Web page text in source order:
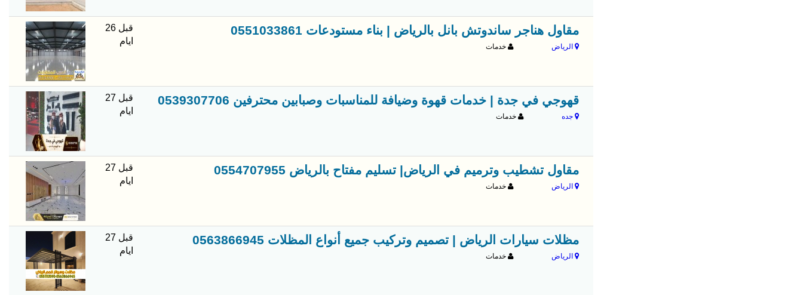
مقاول هناجر ساندوتش بانل بالرياض | بناء مستودعات 0551033861
الرياض خدمات
قبل 26
ايام
قهوجي في جدة | خدمات قهوة وضيافة للمناسبات وصبابين محترفين 0539307706
جده خدمات
قبل 27
ايام
مقاول تشطيب وترميم في الرياض| تسليم مفتاح بالرياض 0554707955
الرياض خدمات
قبل 27
ايام
مظلات سيارات الرياض | تصميم وتركيب جميع أنواع المظلات 0563866945
الرياض خدمات
قبل 27
ايام